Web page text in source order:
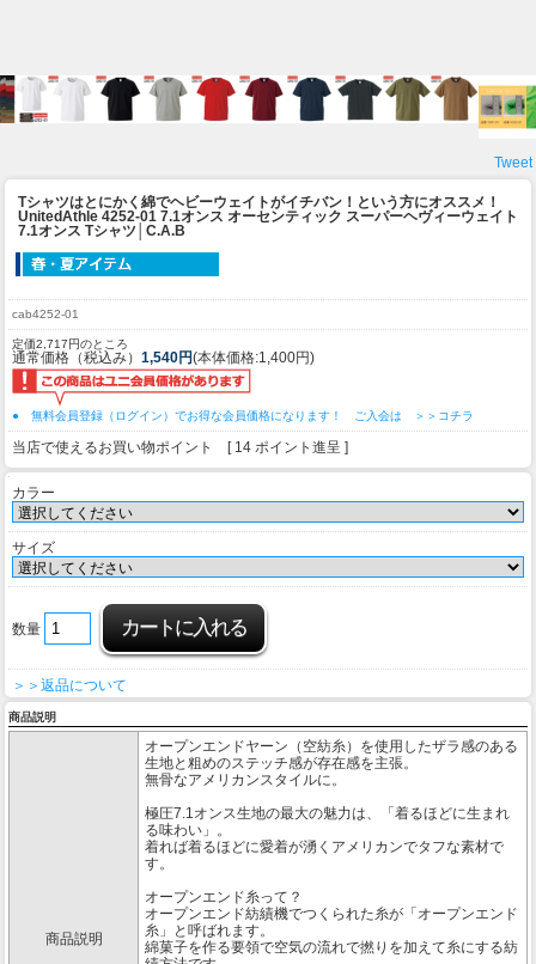
Tweet
Tシャツはとにかく綿でヘビーウェイトがイチバン！という方にオススメ！
UnitedAthle 4252-01 7.1オンス オーセンティック スーパーヘヴィーウェイト
7.1オンス Tシャツ│C.A.B
cab4252-01
定価2,717円のところ
通常価格（税込み） 1,540円(本体価格:1,400円)
● 無料会員登録（ログイン）でお得な会員価格になります！ ご入会は ＞＞コチラ
当店で使えるお買い物ポイント [ 14 ポイント進呈 ]
カラー
サイズ
数量
＞＞返品について
商品説明
商品説明
オープンエンドヤーン（空紡糸）を使用したザラ感のある
生地と粗めのステッチ感が存在感を主張。
無骨なアメリカンスタイルに。
極圧7.1オンス生地の最大の魅力は、「着るほどに生まれ
る味わい」。
着れば着るほどに愛着が湧くアメリカンでタフな素材で
す。
オープンエンド糸って？
オープンエンド紡績機でつくられた糸が「オープンエンド
糸」と呼ばれます。
綿菓子を作る要領で空気の流れで撚りを加えて糸にする紡